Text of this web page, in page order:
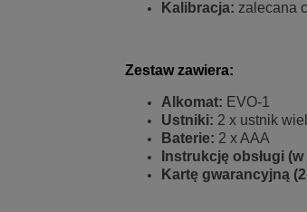
Kalibracja: zalecana
Zestaw zawiera:
Alkomat: EVO-1
Ustniki: 2 x ustnik
Baterie: 2 x AAA
Instrukcję obsługi
Kartę gwarancyjną